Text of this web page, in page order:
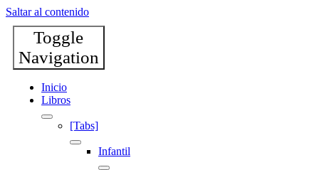
Saltar al contenido
Toggle
Navigation
Inicio
Libros
[Tabs]
Infantil